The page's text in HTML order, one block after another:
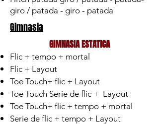
giro / patada - giro - patada
Gimnasia
GIMNASIA ESTATICA
Flic + tempo + mortal
Flic + Layout
Toe Touch+ flic + Layout
Toe Touch Serie de flic + Layout
Toe Touch+ flic + tempo + mortal
Serie de flic + tempo + Layout